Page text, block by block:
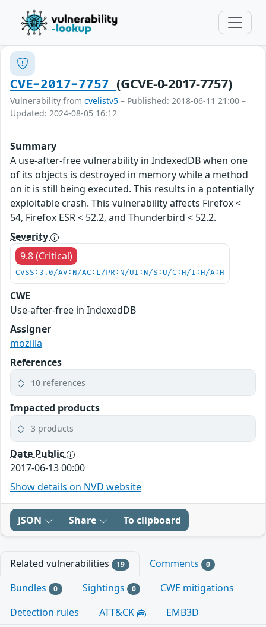
CVE-2017-7757(GCVE-0-2017-7757)
Vulnerability from cvelistv5 – Published: 2018-06-11 21:00 –
Updated: 2024-08-05 16:12
Summary
A use-after-free vulnerability in IndexedDB when one
of its objects is destroyed in memory while a method
on it is still being executed. This results in a potentially
exploitable crash. This vulnerability affects Firefox <
54, Firefox ESR < 52.2, and Thunderbird < 52.2.
Severity
9.8 (Critical)
CVSS:3.0/AV:N/AC:L/PR:N/UI:N/S:U/C:H/I:H/A:H
CWE
Use-after-free in IndexedDB
Assigner
mozilla
References
10 references
Impacted products
3 products
Date Public
2017-06-13 00:00
Show details on NVD website
JSON Share To clipboard
Related vulnerabilities 19 Comments 0
Bundles 0 Sightings 0
CWE mitigations
Detection rules
ATT&CK EMB3D